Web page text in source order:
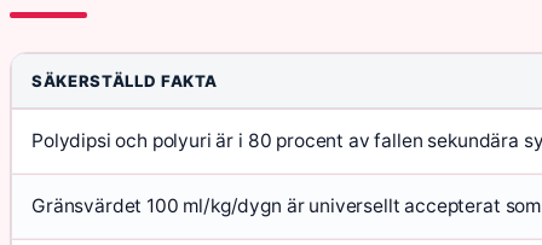
SÄKERSTÄLLD FAKTA
Polydipsi och polyuri är i 80 procent av fallen sekundära
Gränsvärdet 100 ml/kg/dygn är universellt accepterat